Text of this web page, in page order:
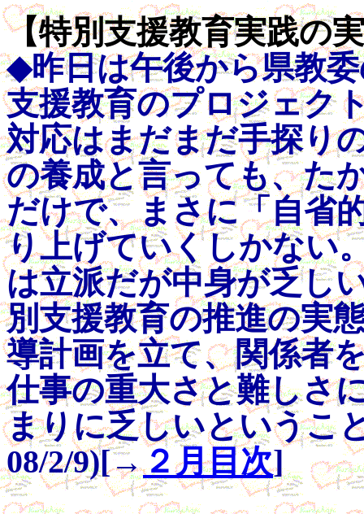
【特別支援教育実践の
◆昨日は午後から県教
支援教育のプロジェク
対応はまだまだ手探り
の養成と言っても、た
だけで、まさに「自省
り上げていくしかない
は立派だが中身が乏し
別支援教育の推進の実
導計画を立て、関係者
仕事の重大さと難しさ
まりに乏しいというこ
08/2/9)[→２月目次]